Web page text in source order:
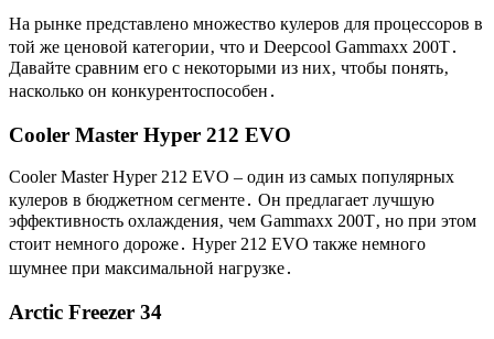
На рынке представлено множество кулеров для процессоров в
той же ценовой категории‚ что и Deepcool Gammaxx 200T․
Давайте сравним его с некоторыми из них‚ чтобы понять‚
насколько он конкурентоспособен․
Cooler Master Hyper 212 EVO
Cooler Master Hyper 212 EVO – один из самых популярных
кулеров в бюджетном сегменте․ Он предлагает лучшую
эффективность охлаждения‚ чем Gammaxx 200T‚ но при этом
стоит немного дороже․ Hyper 212 EVO также немного
шумнее при максимальной нагрузке․
Arctic Freezer 34